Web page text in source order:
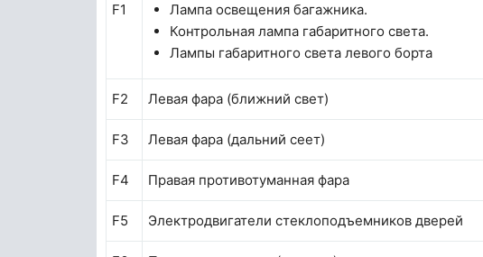
F1
Лампа освещения багажника.
Контрольная лампа габа­ритного света.
Лам­пы габаритного света левого борта
F2 Левая фара (ближний свет)
F3 Левая фара (дальний сеет)
F4 Правая противотуманная фара
F5 Электродвигатели стеклоподъемников дверей